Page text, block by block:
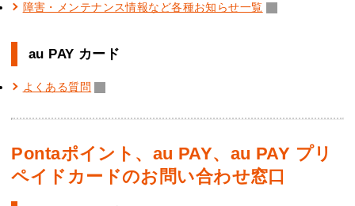
障害・メンテナンス情報など各種お知らせ一覧
au PAY カード
よくある質問
Pontaポイント、au PAY、au PAY プリ
ペイドカードのお問い合わせ窓口